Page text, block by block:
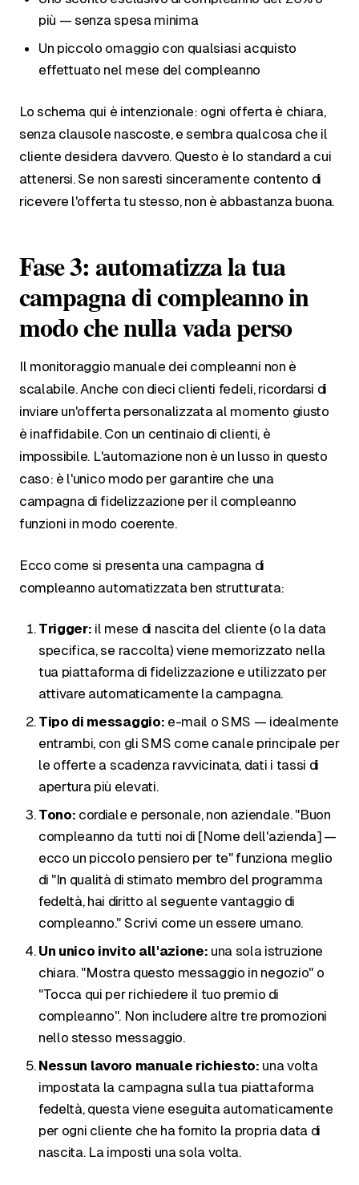
più — senza spesa minima
Un piccolo omaggio con qualsiasi acquisto
effettuato nel mese del compleanno
Lo schema qui è intenzionale: ogni offerta è chiara,
senza clausole nascoste, e sembra qualcosa che il
cliente desidera davvero. Questo è lo standard a cui
attenersi. Se non saresti sinceramente contento di
ricevere l'offerta tu stesso, non è abbastanza buona.
Fase 3: automatizza la tua
campagna di compleanno in
modo che nulla vada perso
Il monitoraggio manuale dei compleanni non è
scalabile. Anche con dieci clienti fedeli, ricordarsi di
inviare un'offerta personalizzata al momento giusto
è inaffidabile. Con un centinaio di clienti, è
impossibile. L'automazione non è un lusso in questo
caso: è l'unico modo per garantire che una
campagna di fidelizzazione per il compleanno
funzioni in modo coerente.
Ecco come si presenta una campagna di
compleanno automatizzata ben strutturata:
Trigger: il mese di nascita del cliente (o la data
specifica, se raccolta) viene memorizzato nella
tua piattaforma di fidelizzazione e utilizzato per
attivare automaticamente la campagna.
Tipo di messaggio: e-mail o SMS — idealmente
entrambi, con gli SMS come canale principale per
le offerte a scadenza ravvicinata, dati i tassi di
apertura più elevati.
Tono: cordiale e personale, non aziendale. "Buon
compleanno da tutti noi di [Nome dell'azienda] —
ecco un piccolo pensiero per te" funziona meglio
di "In qualità di stimato membro del programma
fedeltà, hai diritto al seguente vantaggio di
compleanno." Scrivi come un essere umano.
Un unico invito all'azione: una sola istruzione
chiara. "Mostra questo messaggio in negozio" o
"Tocca qui per richiedere il tuo premio di
compleanno". Non includere altre tre promozioni
nello stesso messaggio.
Nessun lavoro manuale richiesto: una volta
impostata la campagna sulla tua piattaforma
fedeltà, questa viene eseguita automaticamente
per ogni cliente che ha fornito la propria data di
nascita. La imposti una sola volta.